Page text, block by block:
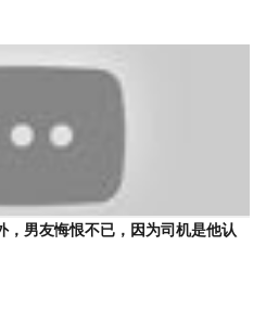
，男友悔恨不已，因为司机是他认